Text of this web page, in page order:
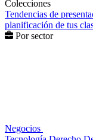
Colecciones
Tendencias de
planificación de tus
Por sector
Negocios